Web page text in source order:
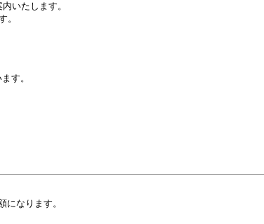
いたします。
。
す。
なります。